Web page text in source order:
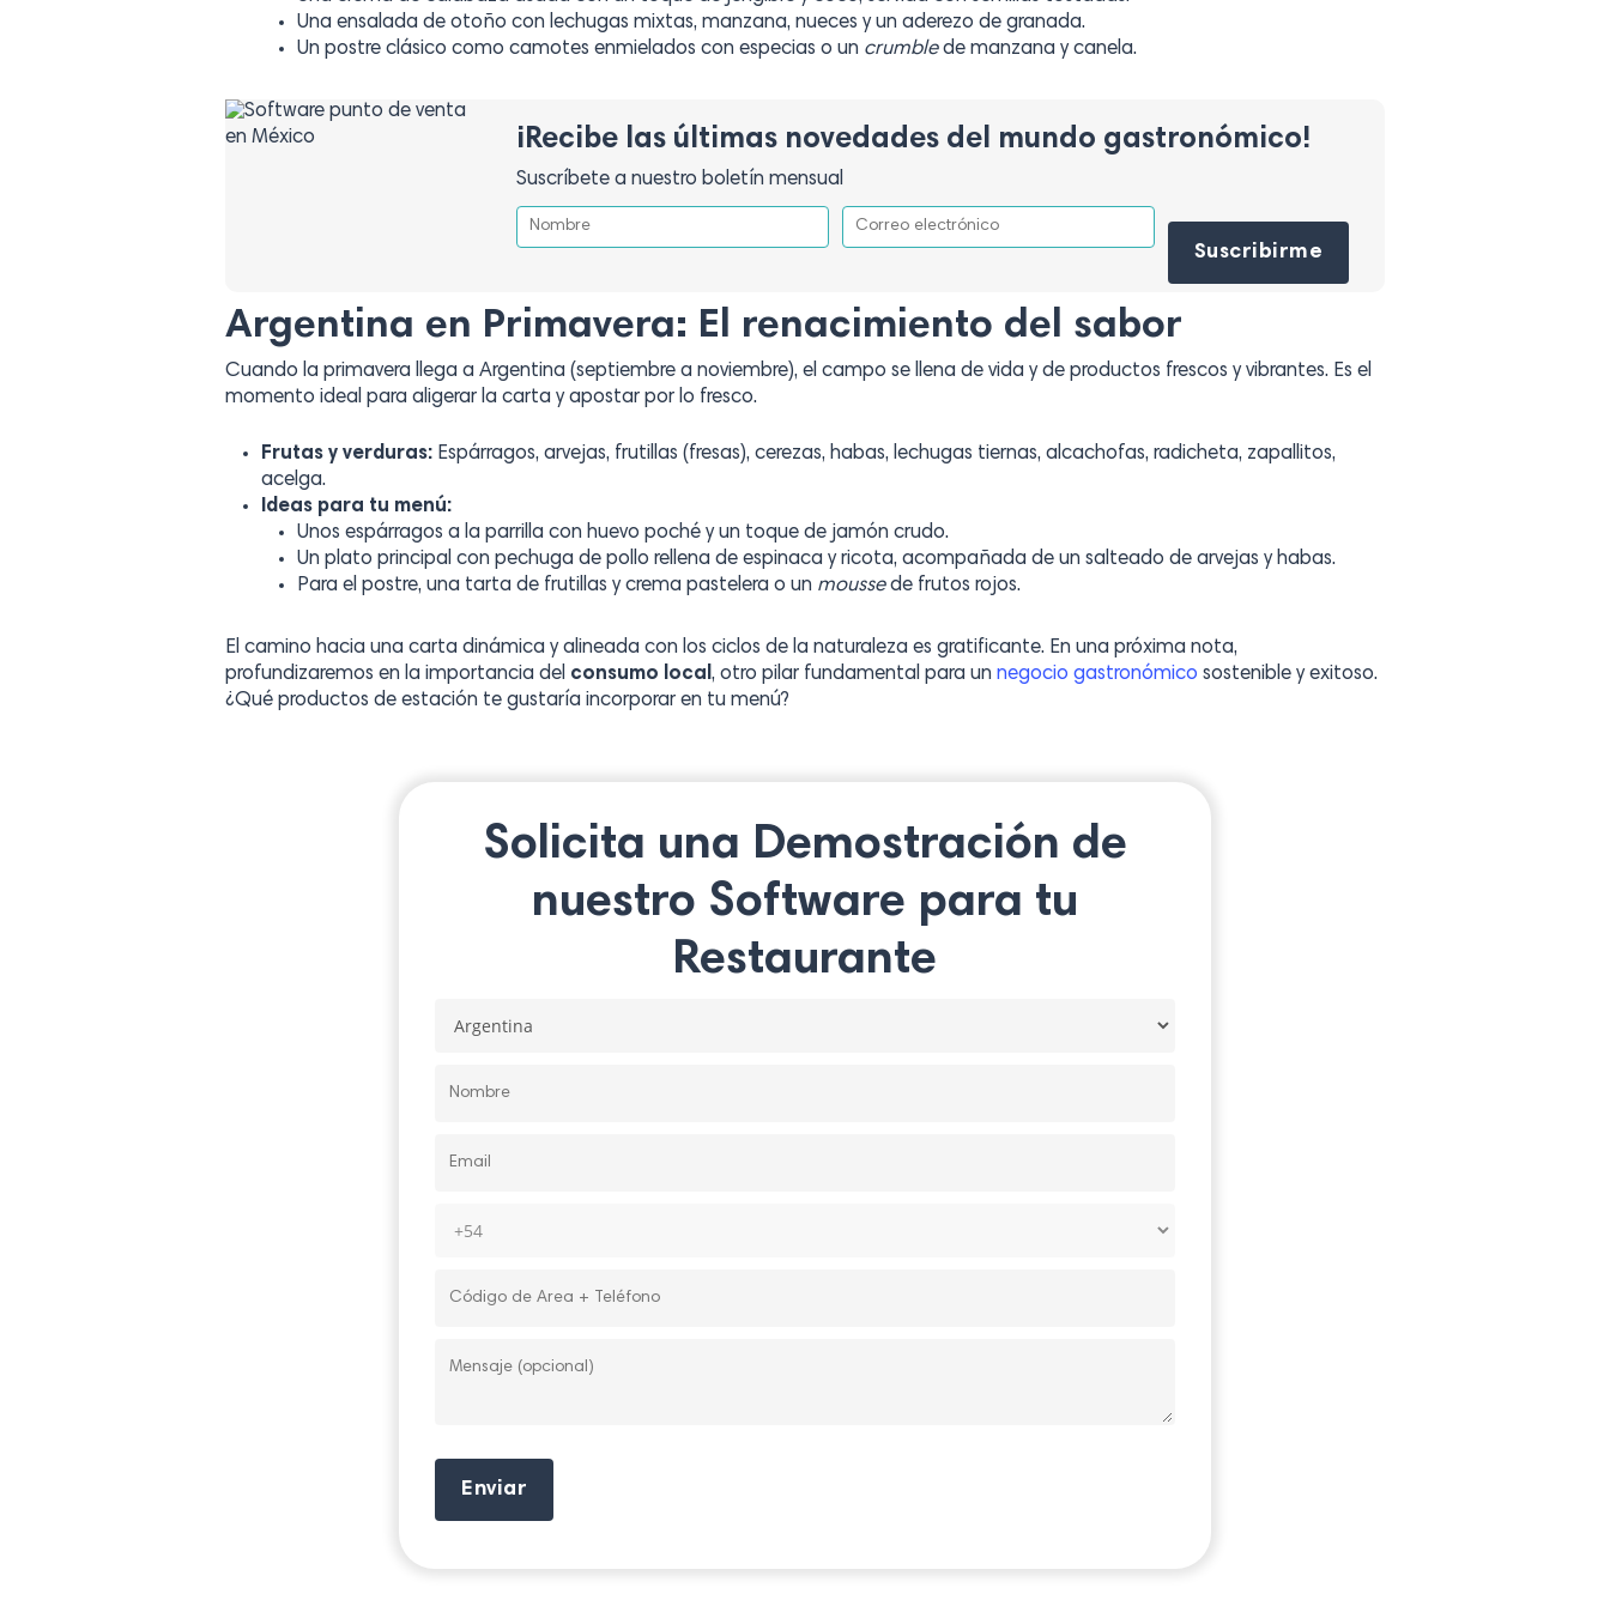
Una ensalada de otoño con lechugas mixtas, manzana, nueces y un aderezo de granada.
Un postre clásico como camotes enmielados con especias o un crumblede manzana y canela.
¡Recibe las últimas novedades del mundo gastronómico!
Suscríbete a nuestro boletín mensual
Por favor, deja este campo vacío.
Argentina en Primavera: El renacimiento del sabor
Cuando la primavera llega a Argentina (septiembre a noviembre), el campo se llena de vida y de productos frescos y vibrantes. Es el
momento ideal para aligerar la carta y apostar por lo fresco.
Frutas y verduras: Espárragos, arvejas, frutillas (fresas), cerezas, habas, lechugas tiernas, alcachofas, radicheta, zapallitos,
acelga.
Ideas para tu menú:
Unos espárragos a la parrilla con huevo poché y un toque de jamón crudo.
Un plato principal con pechuga de pollo rellena de espinaca y ricota, acompañada de un salteado de arvejas y habas.
Para el postre, una tarta de frutillas y crema pastelera o un moussede frutos rojos.
El camino hacia una carta dinámica y alineada con los ciclos de la naturaleza es gratificante. En una próxima nota,
profundizaremos en la importancia del consumo local, otro pilar fundamental para un negocio gastronómico sostenible y exitoso.
¿Qué productos de estación te gustaría incorporar en tu menú?
Solicita una Demostración de
nuestro Software para tu
Restaurante
Enviar